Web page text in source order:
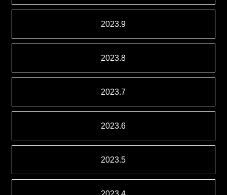
2023.9
2023.8
2023.7
2023.6
2023.5